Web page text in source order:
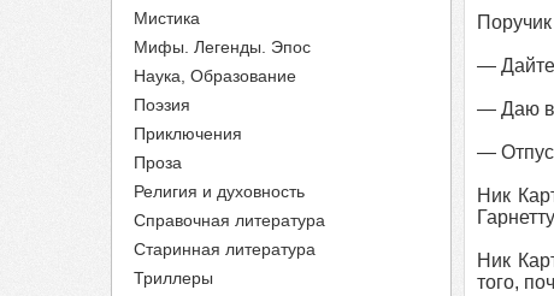
Мистика
Мифы. Легенды. Эпос
Наука, Образование
Поэзия
Приключения
Проза
Религия и духовность
Справочная литература
Старинная литература
Триллеры
— Дайте
— Даю
—
Ник
Ник
того,